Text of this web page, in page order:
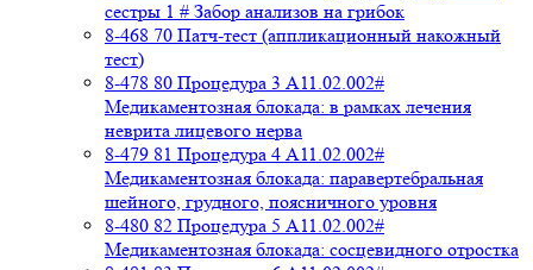
сестры 1 # Забор анализов на грибок
8-468 70 Патч-тест (аппликационный накожный
тест)
8-478 80 Процедура 3 A11.02.002#
Медикаментозная блокада: в рамках лечения
неврита лицевого нерва
8-479 81 Процедура 4 A11.02.002#
Медикаментозная блокада: паравертебральная
шейного, грудного, поясничного уровня
8-480 82 Процедура 5 A11.02.002#
Медикаментозная блокада: сосцевидного отростка